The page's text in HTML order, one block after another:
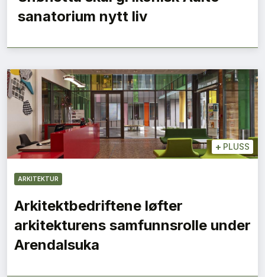
sanatorium nytt liv
+ PLUSS
ARKITEKTUR
Arkitektbedriftene løfter
arkitekturens samfunnsrolle under
Arendalsuka